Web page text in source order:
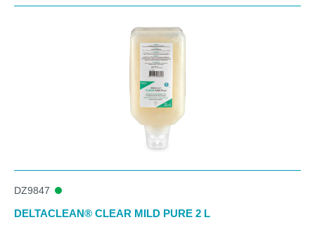
DZ9847
DELTACLEAN® CLEAR MILD PURE 2 L